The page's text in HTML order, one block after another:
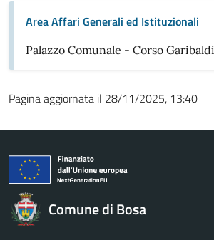
Area Affari Generali ed Istituzionali
Palazzo Comunale - Corso Garibaldi
Pagina aggiornata il 28/11/2025, 13:40
Comune di Bosa